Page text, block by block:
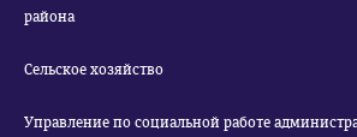
района
Сельское хозяйство
Управление по социальной работе